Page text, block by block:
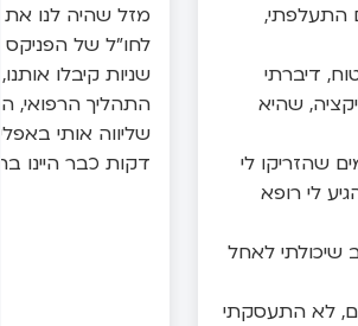
התעלפתי,
דיברתי
שהיא
שהזריקו לי
לי רופא
שיכולתי לאחל
לא התעסקתי
מזל שהיה לנו את
שניות קיבלו
התהליך הרפואי,
שליווה אותי
דקות כבר היינו